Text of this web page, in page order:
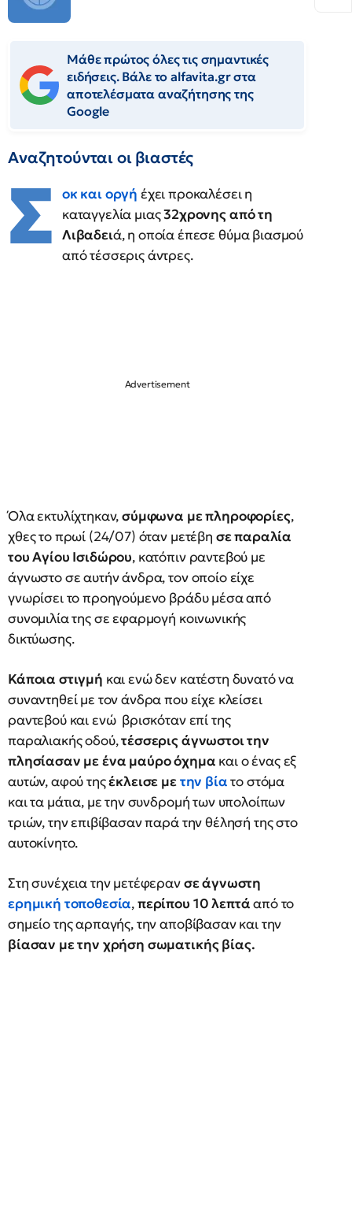
Μάθε πρώτος όλες τις σημαντικές
ειδήσεις. Βάλε το alfavita.gr στα
αποτελέσματα αναζήτησης της
Google
Αναζητούνται οι βιαστές
Σ οκ και οργή έχει προκαλέσει η
καταγγελία μιας32χρονης από τη
Λιβαδειά, η οποία έπεσε θύμα βιασμού
από τέσσερις άντρες.
Όλα εκτυλίχτηκαν,σύμφωνα με πληροφορίες,
χθες το πρωί (24/07) όταν μετέβη σε παραλία
του Αγίου Ισιδώρου, κατόπιν ραντεβού με
άγνωστο σε αυτήν άνδρα, τον οποίο είχε
γνωρίσει το προηγούμενο βράδυ μέσα από
συνομιλία της σε εφαρμογή κοινωνικής
δικτύωσης.
Κάποια στιγμή και ενώ δεν κατέστη δυνατό να
συναντηθεί με τον άνδρα που είχε κλείσει
ραντεβού και ενώ βρισκόταν επί της
παραλιακής οδού,τέσσερις άγνωστοι την
πλησίασαν με ένα μαύρο όχημα και ο ένας εξ
αυτών, αφού τηςέκλεισε μετην βίατο στόμα
και τα μάτια, με την συνδρομή των υπολοίπων
τριών, την επιβίβασαν παρά την θέλησή της στο
αυτοκίνητο.
Στη συνέχεια την μετέφερανσε άγνωστη
ερημική τοποθεσία,περίπου 10 λεπτάαπό το
σημείο της αρπαγής, την αποβίβασαν και την
βίασαν με την χρήση σωματικής βίας.